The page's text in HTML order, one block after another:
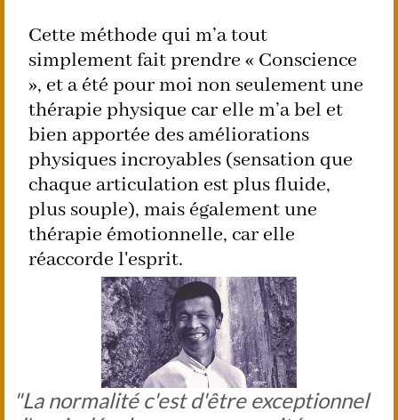
Cette méthode qui m’a tout
simplement fait prendre « Conscience
», et a été pour moi non seulement une
thérapie physique car elle m’a bel et
bien apportée des améliorations
physiques incroyables (sensation que
chaque articulation est plus fluide,
plus souple), mais également une
thérapie émotionnelle, car elle
réaccorde l'esprit.
"La normalité c'est d'être exceptionnel